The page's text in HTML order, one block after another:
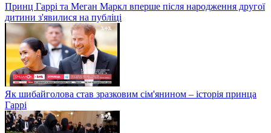
Принц Гаррі та Меган Маркл вперше після народження другої
дитини з'явилися на публіці
Як шибайголова став зразковим сім'янином – історія принца
Гаррі